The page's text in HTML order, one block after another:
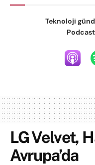
Teknoloji
LG Velvet,
Avrupa’da